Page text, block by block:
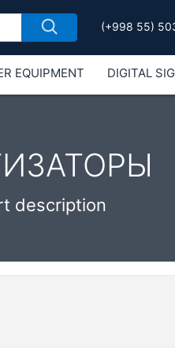
(+998 55)
EQUIPMENT DIGITAL
description